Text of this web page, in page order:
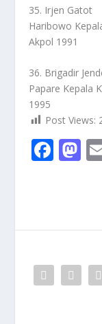
35. Irjen Gatot
Haribowo
Akpol 1991
36. Brigadir
Papare Kepala
1995
Post Views:
F
o
o
k
M
o
n